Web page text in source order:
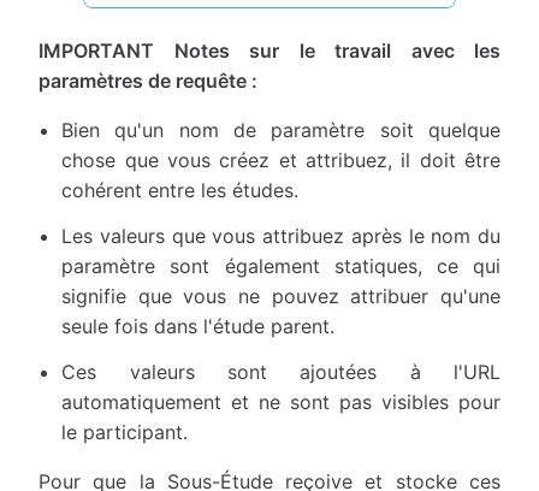
IMPORTANT Notes sur le travail avec les
paramètres de requête :
Bien qu'un nom de paramètre soit quelque
chose que vous créez et attribuez, il doit être
cohérent entre les études.
Les valeurs que vous attribuez après le nom du
paramètre sont également statiques, ce qui
signifie que vous ne pouvez attribuer qu'une
seule fois dans l'étude parent.
Ces valeurs sont ajoutées à l'URL
automatiquement et ne sont pas visibles pour
le participant.
Pour que la Sous-Étude reçoive et stocke ces